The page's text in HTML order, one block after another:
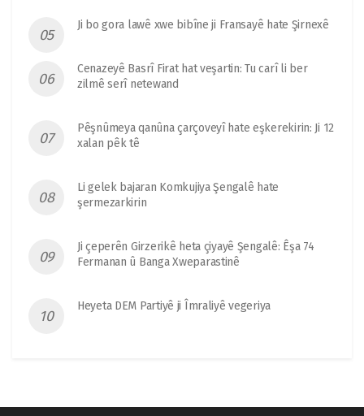
Ji bo gora lawê xwe bibîne ji Fransayê hate Şirnexê
Cenazeyê Basrî Firat hat veşartin: Tu carî li ber
zilmê serî netewand
Pêşnûmeya qanûna çarçoveyî hate eşkerekirin: Ji 12
xalan pêk tê
Li gelek bajaran Komkujiya Şengalê hate
şermezarkirin
Ji çeperên Girzerikê heta çiyayê Şengalê: Êşa 74
Fermanan û Banga Xweparastinê
Heyeta DEM Partiyê ji Îmraliyê vegeriya